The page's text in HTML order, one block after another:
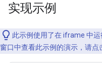
实现示例
此示例使用了在 iframe 中
窗口中查看此示例的演示，请点